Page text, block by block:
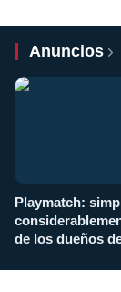
Anuncios
Playmatch:
de los dueños